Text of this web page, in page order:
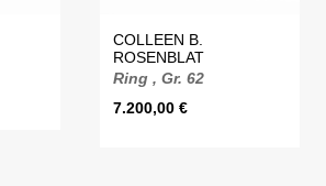
COLLEEN B.
ROSENBLAT
Ring , Gr. 62
7.200,00€